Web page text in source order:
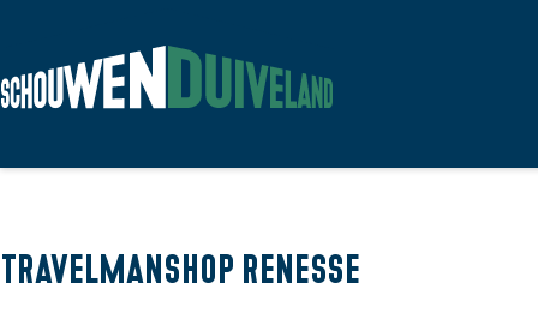
a
r
Travelmanshop Renesse